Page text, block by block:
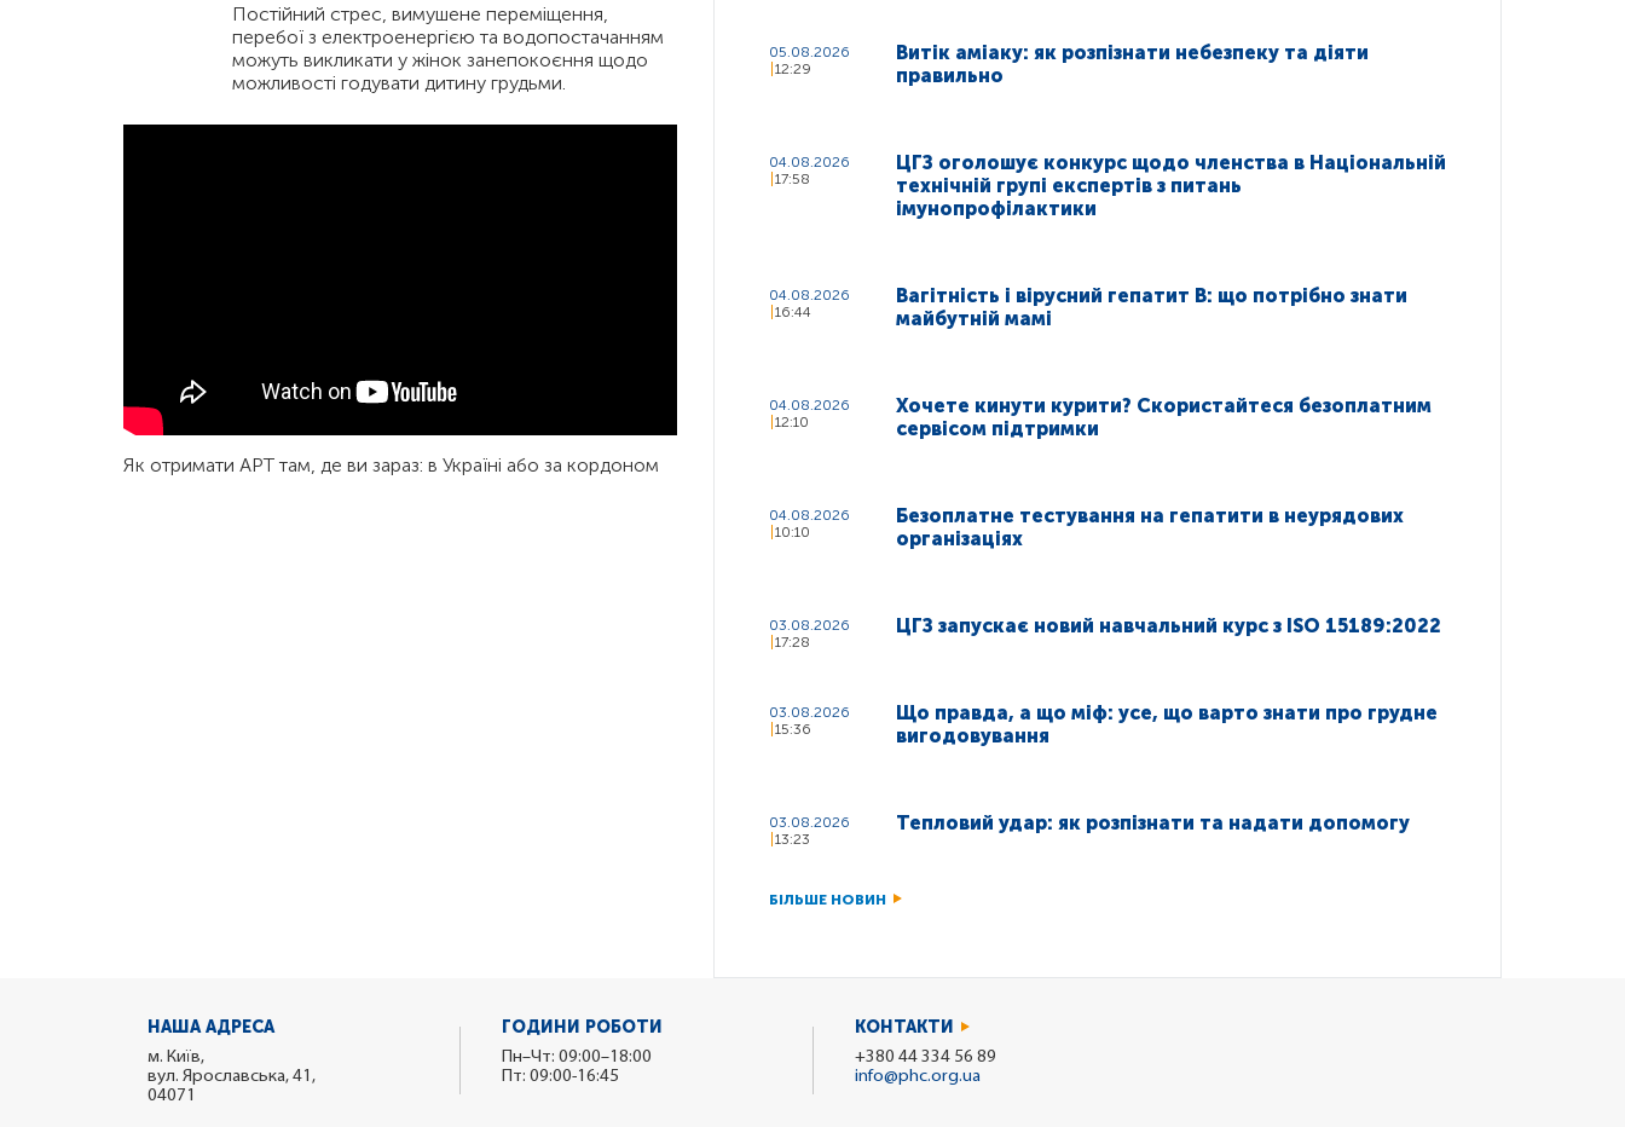
Постійний стрес, вимушене переміщення,
перебої з електроенергією та водопостачанням
можуть викликати у жінок занепокоєння щодо
можливості годувати дитину грудьми.
Як отримати АРТ там, де ви зараз: в Україні або за кордоном
05.08.2026
12:29
Витік аміаку: як розпізнати небезпеку та діяти
правильно
04.08.2026
17:58
ЦГЗ оголошує конкурс щодо членства в Національній
технічній групі експертів з питань
імунопрофілактики
04.08.2026
16:44
Вагітність і вірусний гепатит В: що потрібно знати
майбутній мамі
04.08.2026
12:10
Хочете кинути курити? Скористайтеся безоплатним
сервісом підтримки
04.08.2026
10:10
Безоплатне тестування на гепатити в неурядових
організаціях
03.08.2026
17:28
ЦГЗ запускає новий навчальний курс з ISO 15189:2022
03.08.2026
15:36
Що правда, а що міф: усе, що варто знати про грудне
вигодовування
03.08.2026
13:23
Тепловий удар: як розпізнати та надати допомогу
БІЛЬШЕ НОВИН
НАША АДРЕСА
м. Київ,
вул. Ярославська, 41,
04071
ГОДИНИ РОБОТИ
Пн–Чт: 09:00–18:00
Пт: 09:00-16:45
КОНТАКТИ
+380 44 334 56 89
info@phc.org.ua